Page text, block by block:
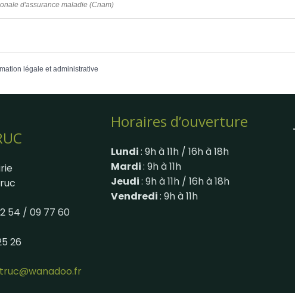
d'assurance maladie (Cnam)
légale et administrative
54 / 09 77 60
26
Horaires d’ouverture
Lundi: 9h à 11h / 16h à 18h
Mardi: 9h à 11h
Jeudi: 9h à 11h / 16h à 18h
Vendredi: 9h à 11h